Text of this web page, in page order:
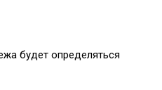
будет определяться